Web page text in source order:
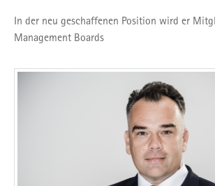
In der neu geschaffenen Position wird er
Management Boards